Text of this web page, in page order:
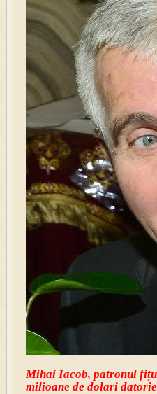
Mihai Iacob, patronul
milioane de dolari